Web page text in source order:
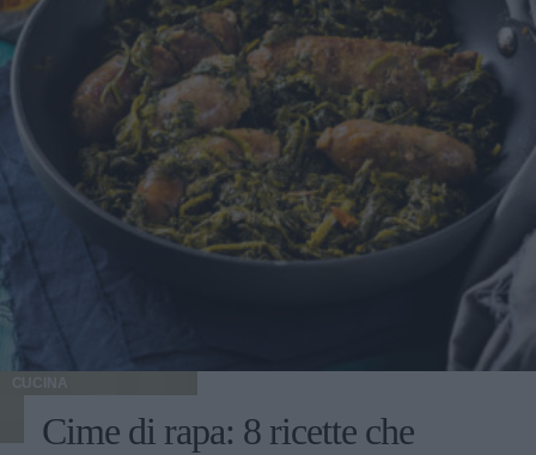
CUCINA
Cime di rapa: 8 ricette che